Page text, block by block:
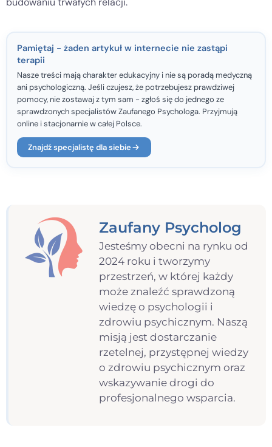
Pamiętaj - żaden artykuł w internecie nie zastąpi
terapii
Nasze treści mają charakter edukacyjny i nie są poradą medyczną
ani psychologiczną. Jeśli czujesz, że potrzebujesz prawdziwej
pomocy, nie zostawaj z tym sam - zgłoś się do jednego ze
sprawdzonych specjalistów Zaufanego Psychologa. Przyjmują
online i stacjonarnie w całej Polsce.
Znajdź specjalistę dla siebie
Zaufany Psycholog
Jesteśmy obecni na rynku od
2024 roku i tworzymy
przestrzeń, w której każdy
może znaleźć sprawdzoną
wiedzę o psychologii i
zdrowiu psychicznym. Naszą
misją jest dostarczanie
rzetelnej, przystępnej wiedzy
o zdrowiu psychicznym oraz
wskazywanie drogi do
profesjonalnego wsparcia.